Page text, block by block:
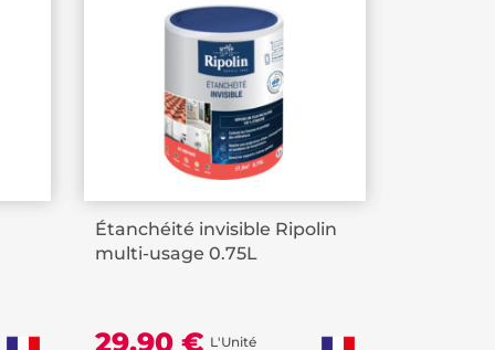
Étanchéité invisible Ripolin
multi-usage 0.75L
29,90 € L'Unité